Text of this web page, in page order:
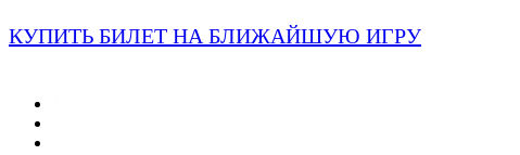
КУПИТЬ БИЛЕТ НА БЛИЖАЙШУЮ ИГРУ